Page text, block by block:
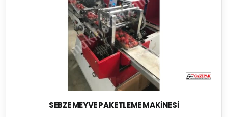
SEBZE MEYVE PAKETLEME MAKINESI